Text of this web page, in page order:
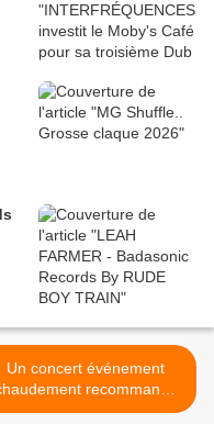
Un concert événement
recommandé
par... >